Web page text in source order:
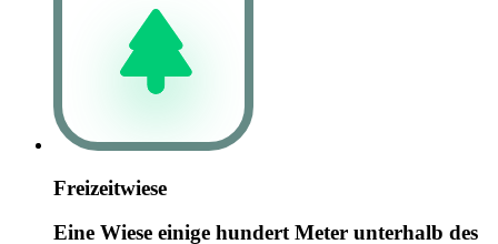
Freizeitwiese
Eine Wiese einige hundert Meter unterhalb des